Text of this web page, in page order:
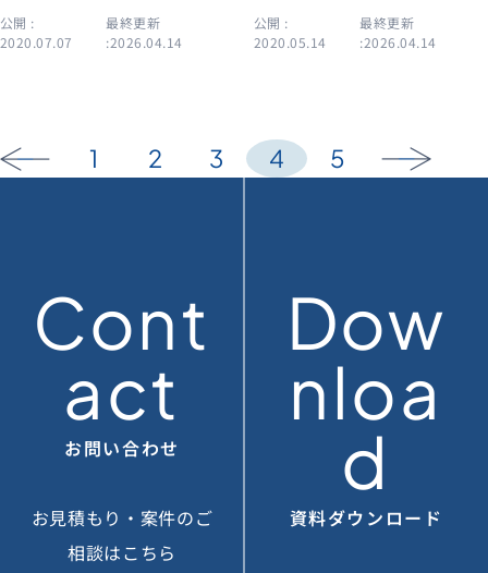
公開 :
2020.07.07
最終更新
:2026.04.14
公開 :
2020.05.14
最終更新
:2026.04.14
arrow_back 1 2 3 4 5 arrow_forward
Cont
act
お問い合わせ
お見積もり・案件のご
相談はこちら
Dow
nloa
d
資料ダウンロード